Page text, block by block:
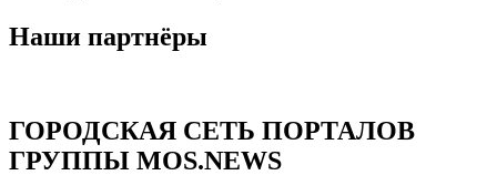
Наши партнёры
ГОРОДСКАЯ СЕТЬ ПОРТАЛОВ
ГРУППЫ MOS.NEWS